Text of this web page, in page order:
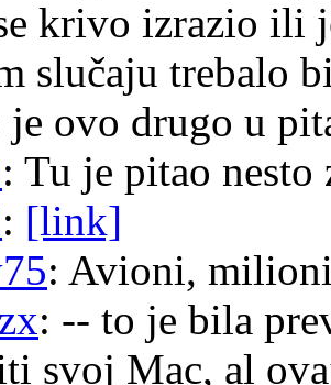
krivo izrazio ili
slučaju trebalo
ovo drugo u
: Tu je pitao
: [link]
: Avioni,
: -- to je bila
svoj Mac, al